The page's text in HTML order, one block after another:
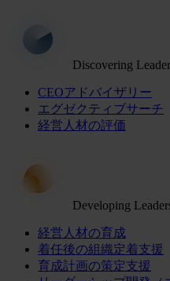
Discovering
CEOアドバイザリー
エグゼクティブサーチ
経営人材の評価
Developing
経営人材の育成
着任後の組織定着支援
育成計画の策定支援